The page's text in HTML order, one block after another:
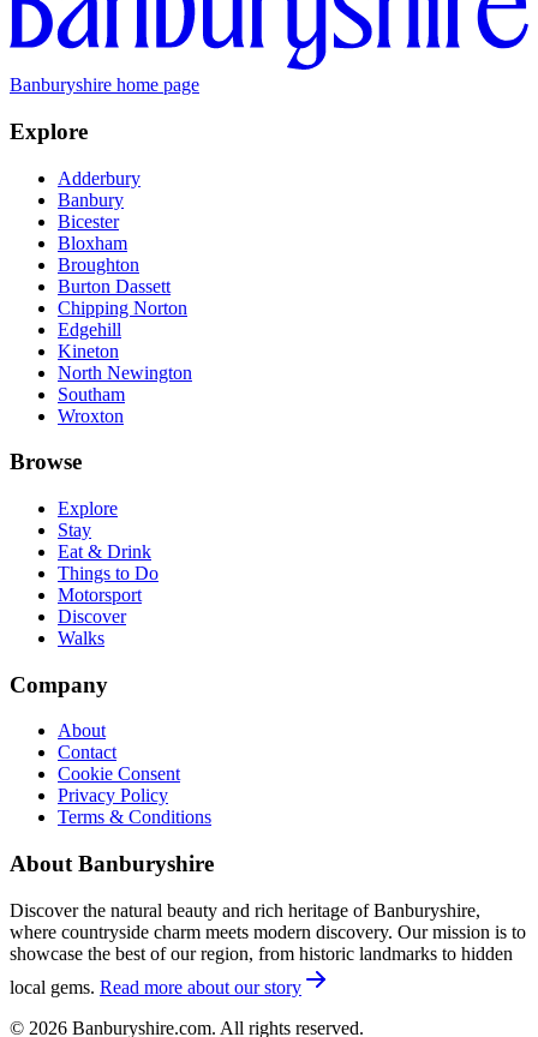
Banburyshire home page
Explore
Adderbury
Banbury
Bicester
Bloxham
Broughton
Burton Dassett
Chipping Norton
Edgehill
Kineton
North Newington
Southam
Wroxton
Browse
Explore
Stay
Eat & Drink
Things to Do
Motorsport
Discover
Walks
Company
About
Contact
Cookie Consent
Privacy Policy
Terms & Conditions
About Banburyshire
Discover the natural beauty and rich heritage of Banburyshire,
where countryside charm meets modern discovery. Our mission is to
showcase the best of our region, from historic landmarks to hidden
local gems. Read more about our story
© 2026 Banburyshire.com. All rights reserved.